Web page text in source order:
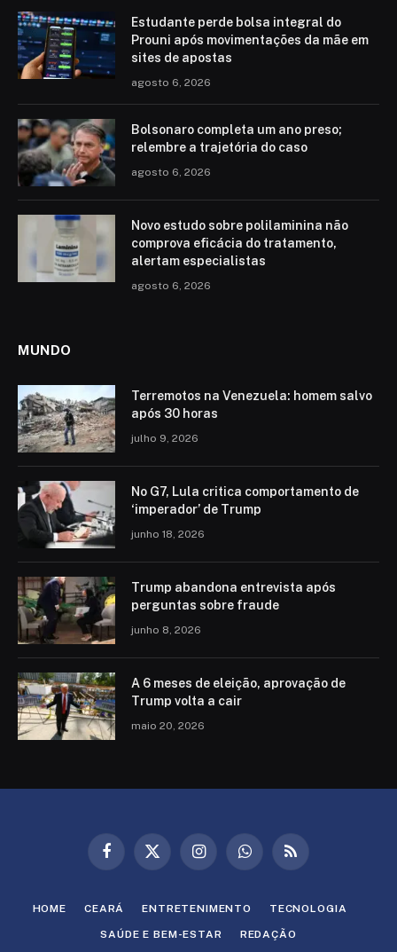
Estudante perde bolsa integral do
Prouni após movimentações da mãe em
sites de apostas
agosto 6, 2026
Bolsonaro completa um ano preso;
relembre a trajetória do caso
agosto 6, 2026
Novo estudo sobre polilaminina não
comprova eficácia do tratamento,
alertam especialistas
agosto 6, 2026
MUNDO
Terremotos na Venezuela: homem salvo
após 30 horas
julho 9, 2026
No G7, Lula critica comportamento de
‘imperador’ de Trump
junho 18, 2026
Trump abandona entrevista após
perguntas sobre fraude
junho 8, 2026
A 6 meses de eleição, aprovação de
Trump volta a cair
maio 20, 2026
Facebook
X
InstagramWhatsAppRSS
HOME CEARÁ ENTRETENIMENTO TECNOLOGIA
SAÚDE E BEM-ESTAR REDAÇÃO